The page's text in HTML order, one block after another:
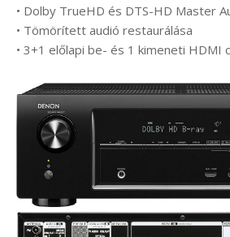
• Dolby TrueHD és DTS-HD Master
• Tömörített audió restaurálása
• 3+1 előlapi be- és 1 kimeneti HDMI